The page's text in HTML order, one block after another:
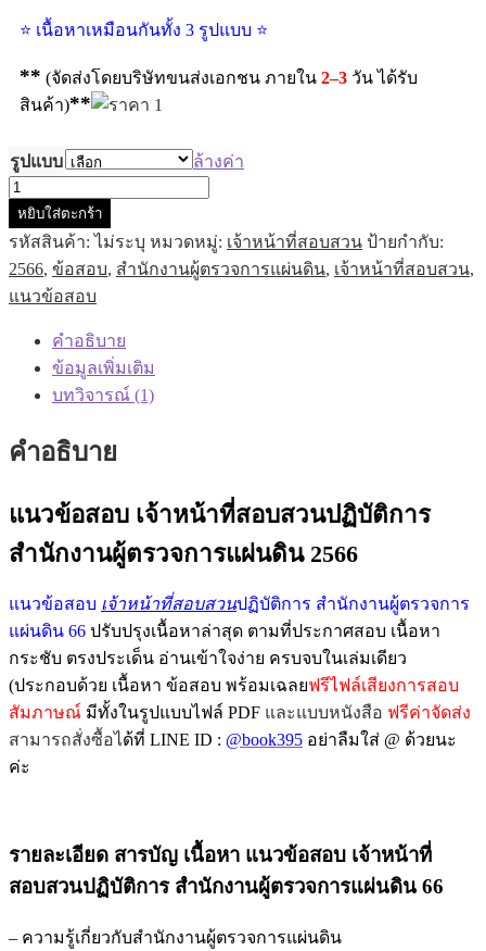
⭐ เนื้อหาเหมือนกันทั้ง 3 รูปแบบ ⭐
** (จัดส่งโดยบริษัทขนส่งเอกชน ภายใน 2–3 วัน ได้รับ
สินค้า)**
รูปแบบ ล้างค่า
หยิบใส่ตะกร้า
รหัสสินค้า: ไม่ระบุ หมวดหมู่: เจ้าหน้าที่สอบสวน ป้ายกำกับ:
2566, ข้อสอบ, สำนักงานผู้ตรวจการแผ่นดิน, เจ้าหน้าที่สอบสวน,
แนวข้อสอบ
คำอธิบาย
ข้อมูลเพิ่มเติม
บทวิจารณ์ (1)
คำอธิบาย
แนวข้อสอบ เจ้าหน้าที่สอบสวนปฏิบัติการ
สำนักงานผู้ตรวจการแผ่นดิน 2566
แนวข้อสอบ เจ้าหน้าที่สอบสวนปฏิบัติการ สำนักงานผู้ตรวจการ
แผ่นดิน 66 ปรับปรุงเนื้อหาล่าสุด ตามที่ประกาศสอบ เนื้อหา
กระชับ ตรงประเด็น อ่านเข้าใจง่าย ครบจบในเล่มเดียว
(ประกอบด้วย เนื้อหา ข้อสอบ พร้อมเฉลยฟรีไฟล์เสียงการสอบ
สัมภาษณ์ มีทั้งในรูปแบบไฟล์ PDF และแบบหนังสือ ฟรีค่าจัดส่ง
สามารถสั่งซื้อได้ที่ LINE ID : @book395 อย่าลืมใส่ @ ด้วยนะ
ค่ะ
รายละเอียด สารบัญ เนื้อหา แนวข้อสอบ เจ้าหน้าที่
สอบสวนปฏิบัติการ สำนักงานผู้ตรวจการแผ่นดิน 66
– ความรู้เกี่ยวกับสำนักงานผู้ตรวจการแผ่นดิน